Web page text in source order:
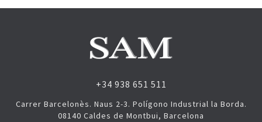
+34 938 651 511
Carrer Barcelonès. Naus 2-3. Polígono Industrial la Borda.
08140 Caldes de Montbui, Barcelona